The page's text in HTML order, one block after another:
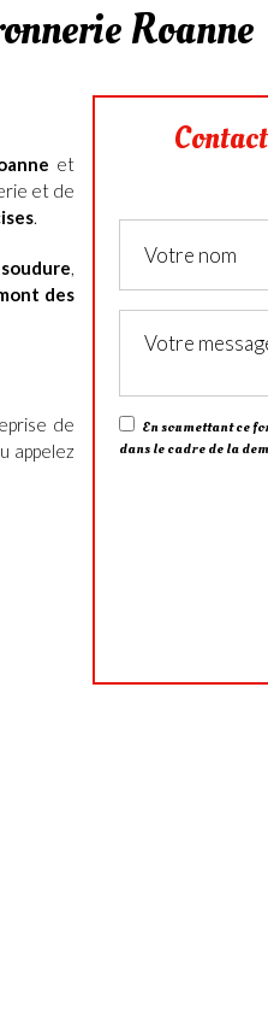
Roanne
et
et de
.
,
des
de
appelez
En soumettant ce
dans le cadre de la